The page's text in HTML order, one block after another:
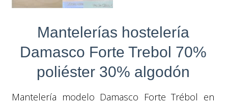
Mantelerías hostelería
Damasco Forte Trebol 70%
poliéster 30% algodón
Mantelería modelo Damasco Forte Trébol en